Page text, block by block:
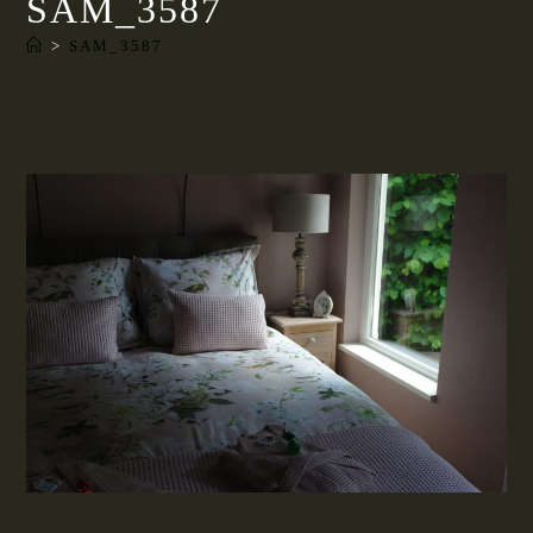
SAM_3587
> SAM_3587